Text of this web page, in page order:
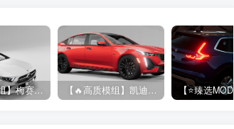
【🔥免费模组】梅赛德斯-奔驰CLS53 [免费] 【🔥高质模组】凯迪拉克 CT5 2020